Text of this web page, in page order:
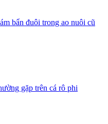
bẩn đuôi trong ao nuôi cũ
gặp trên cá rô phi